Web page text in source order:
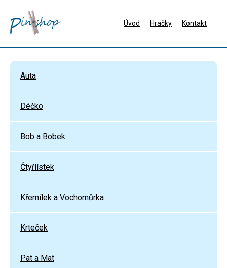
Úvod Hračky Kontakt
Auta
Déčko
Bob a Bobek
Čtyřlístek
Křemílek a Vochomůrka
Krteček
Pat a Mat